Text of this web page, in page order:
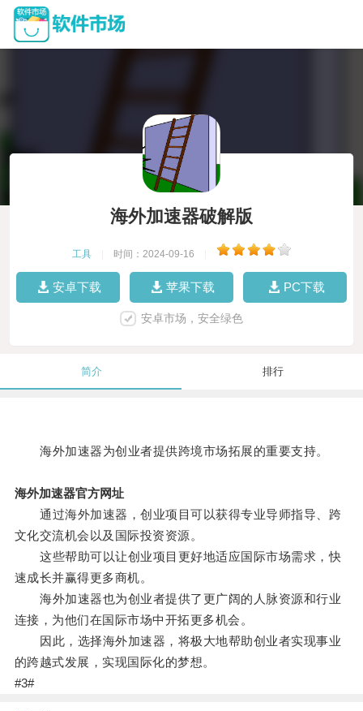
海外加速器破解版
工具 时间：2024-09-16
安卓下载 苹果下载 PC下载
安卓市场，安全绿色
简介 排行
海外加速器为创业者提供跨境市场拓展的重要支持。
海外加速器官方网址
通过海外加速器，创业项目可以获得专业导师指导、跨
文化交流机会以及国际投资资源。
这些帮助可以让创业项目更好地适应国际市场需求，快
速成长并赢得更多商机。
海外加速器也为创业者提供了更广阔的人脉资源和行业
连接，为他们在国际市场中开拓更多机会。
因此，选择海外加速器，将极大地帮助创业者实现事业
的跨越式发展，实现国际化的梦想。
#3#